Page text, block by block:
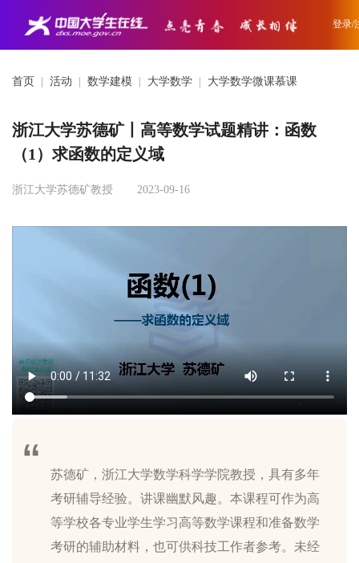
登录/
首页 活动 数学建模 大学数学 大学数学微课慕课
浙江大学苏德矿丨高等数学试题精讲：函数
（1）求函数的定义域
浙江大学苏德矿教授 2023-09-16
苏德矿，浙江大学数学科学学院教授，具有多年
考研辅导经验。讲课幽默风趣。本课程可作为高
等学校各专业学生学习高等数学课程和准备数学
考研的辅助材料，也可供科技工作者参考。未经